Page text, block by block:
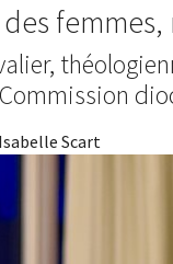
Commission
Isabelle Scart